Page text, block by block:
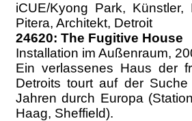
iCUE/Kyong Park,
Pitera, Architekt, Detroit
24620: The Fugitive House
Installation im Außenraum,
Ein verlassenes Haus der
Detroits tourt auf der
Jahren durch Europa
Haag, Sheffield).